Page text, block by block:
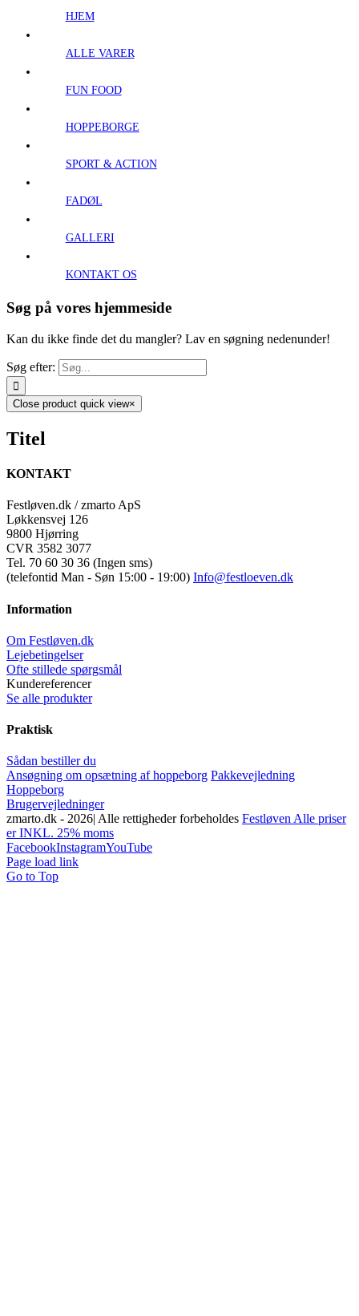
HJEM
ALLE VARER
FUN FOOD
HOPPEBORGE
SPORT & ACTION
FADØL
GALLERI
KONTAKT OS
Søg på vores hjemmeside
Kan du ikke finde det du mangler? Lav en søgning nedenunder!
Søg efter:
Close product quick view×
Titel
KONTAKT
Festløven.dk / zmarto ApS
Løkkensvej 126
9800 Hjørring
CVR 3582 3077
Tel. 70 60 30 36 (Ingen sms)
(telefontid Man - Søn 15:00 - 19:00) Info@festloeven.dk
Information
Om Festløven.dk
Lejebetingelser
Ofte stillede spørgsmål
Kundereferencer
Se alle produkter
Praktisk
Sådan bestiller du
Ansøgning om opsætning af hoppeborg Pakkevejledning
Hoppeborg
Brugervejledninger
zmarto.dk - 2026| Alle rettigheder forbeholdes Festløven Alle priser
er INKL. 25% moms
FacebookInstagramYouTube
Page load link
Go to Top